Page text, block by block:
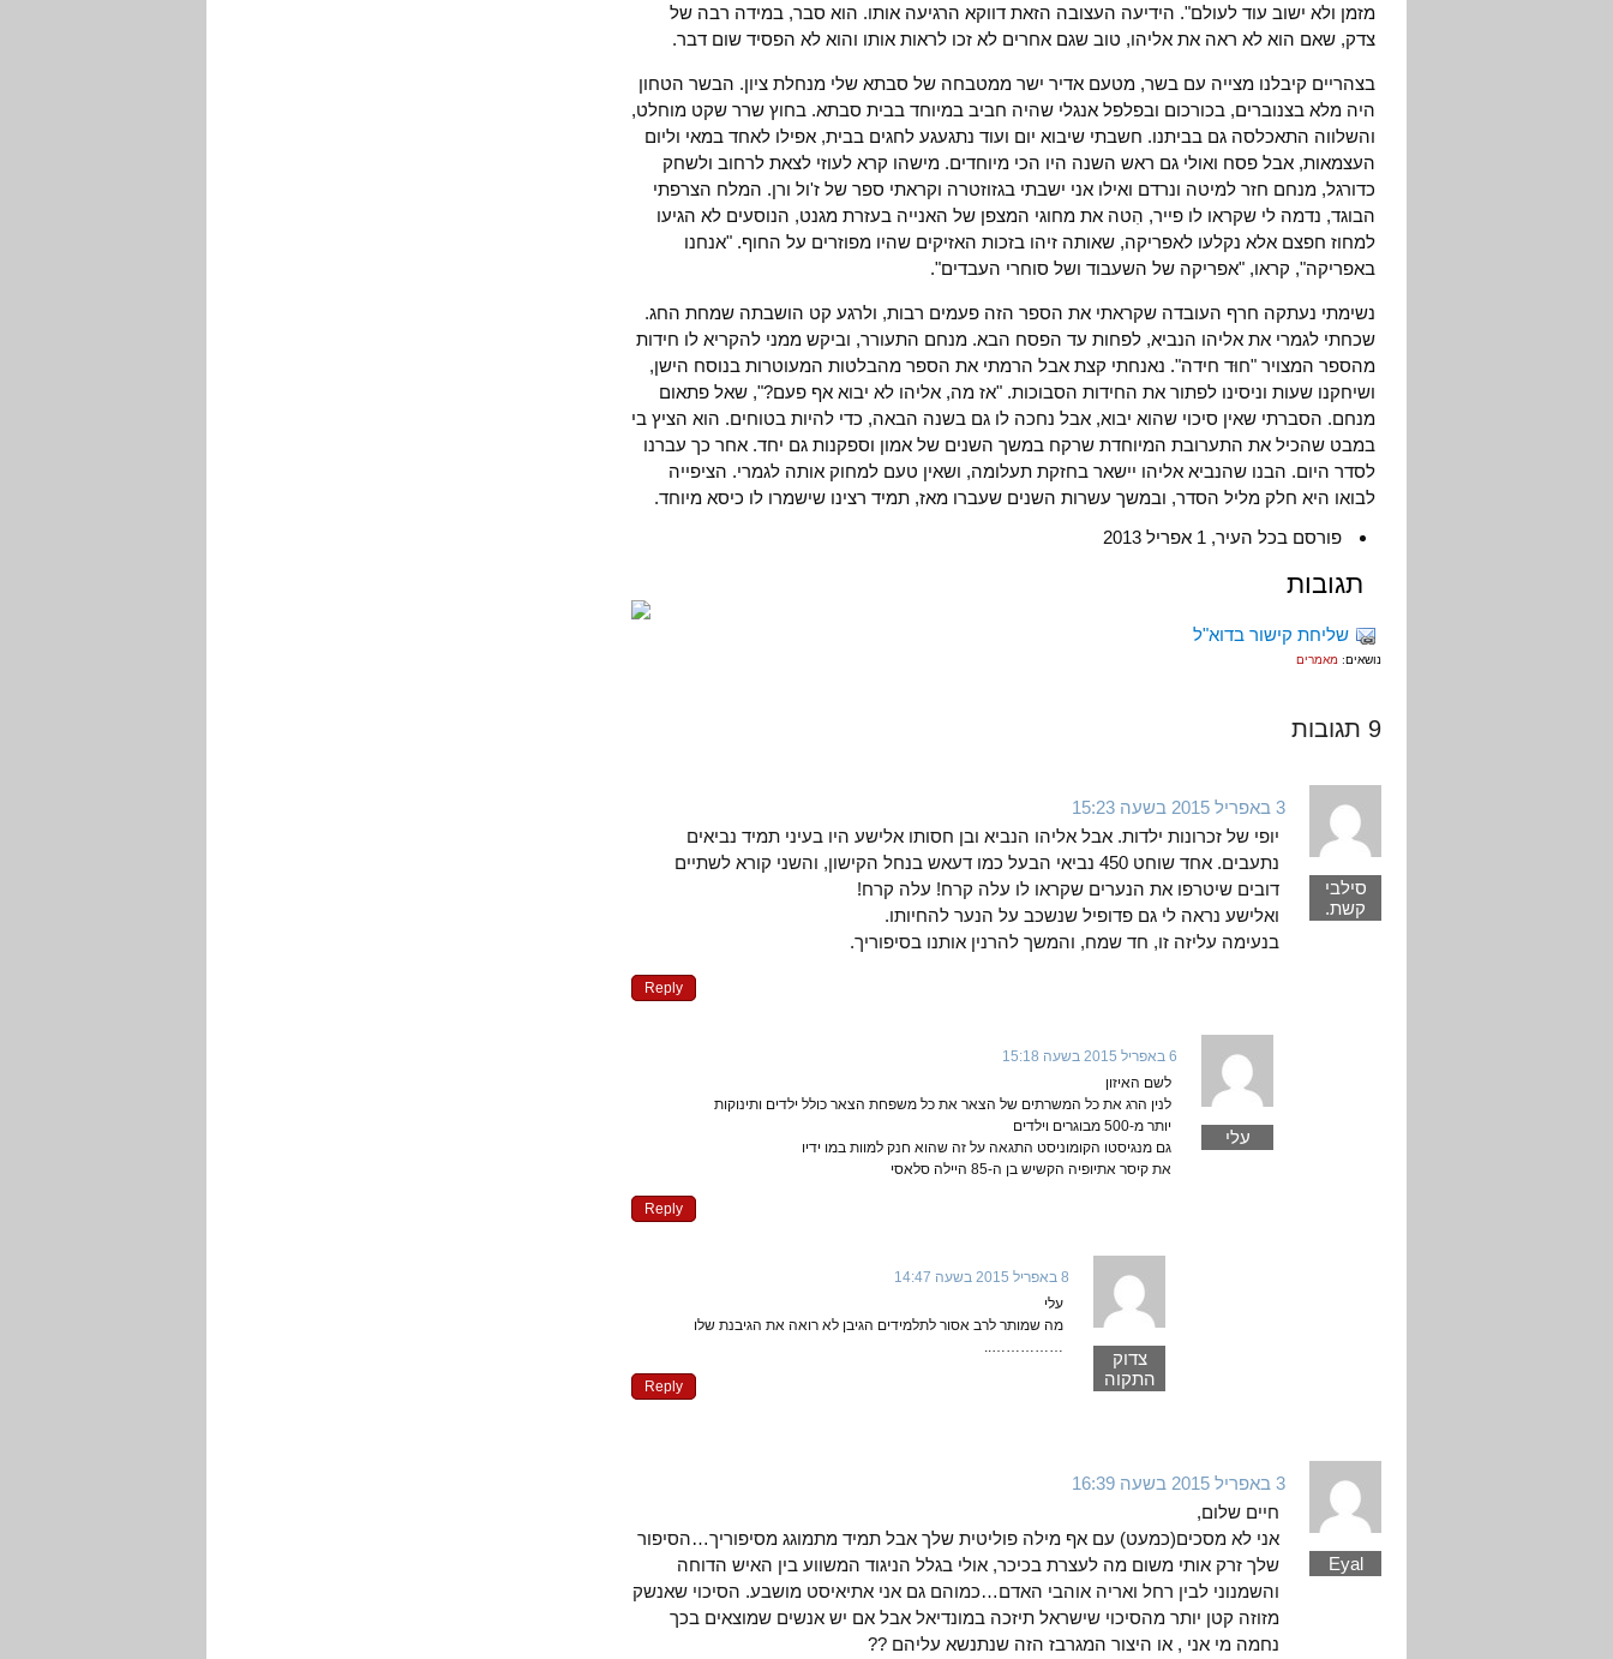
מזמן ולא ישוב עוד לעולם". הידיעה העצובה הזאת דווקא הרגיעה אותו. הוא סבר, במידה רבה של
צדק, שאם הוא לא ראה את אליהו, טוב שגם אחרים לא זכו לראות אותו והוא לא הפסיד שום דבר.
בצהריים קיבלנו מצייה עם בשר, מטעם אדיר ישר ממטבחה של סבתא שלי מנחלת ציון. הבשר הטחון
היה מלא בצנוברים, בכורכום ובפלפל אנגלי שהיה חביב במיוחד בבית סבתא. בחוץ שרר שקט מוחלט,
והשלווה התאכלסה גם בביתנו. חשבתי שיבוא יום ועוד נתגעגע לחגים בבית, אפילו לאחד במאי וליום
העצמאות, אבל פסח ואולי גם ראש השנה היו הכי מיוחדים. מישהו קרא לעוזי לצאת לרחוב ולשחק
כדורגל, מנחם חזר למיטה ונרדם ואילו אני ישבתי בגזוזטרה וקראתי ספר של ז'ול ורן. המלח הצרפתי
הבוגד, נדמה לי שקראו לו פייר, הִטה את מחוגי המצפן של האנייה בעזרת מגנט, הנוסעים לא הגיעו
למחוז חפצם אלא נקלעו לאפריקה, שאותה זיהו בזכות האזיקים שהיו מפוזרים על החוף. "אנחנו
באפריקה", קראו, "אפריקה של השעבוד ושל סוחרי העבדים".
נשימתי נעתקה חרף העובדה שקראתי את הספר הזה פעמים רבות, ולרגע קט הושבתה שמחת החג.
שכחתי לגמרי את אליהו הנביא, לפחות עד הפסח הבא. מנחם התעורר, וביקש ממני להקריא לו חידות
מהספר המצויר "חוּד חידה". נאנחתי קצת אבל הרמתי את הספר מהבלטות המעוטרות בנוסח הישן,
ושיחקנו שעות וניסינו לפתור את החידות הסבוכות. "אז מה, אליהו לא יבוא אף פעם?", שאל פתאום
מנחם. הסברתי שאין סיכוי שהוא יבוא, אבל נחכה לו גם בשנה הבאה, כדי להיות בטוחים. הוא הציץ בי
במבט שהכיל את התערובת המיוחדת שרקח במשך השנים של אמון וספקנות גם יחד. אחר כך עברנו
לסדר היום. הבנו שהנביא אליהו יישאר בחזקת תעלומה, ושאין טעם למחוק אותה לגמרי. הציפייה
לבואו היא חלק מליל הסדר, ובמשך עשרות השנים שעברו מאז, תמיד רצינו שישמרו לו כיסא מיוחד.
פורסם בכל העיר, 1 אפריל 2013
תגובות
שליחת קישור בדוא"ל
נושאים: מאמרים
9 תגובות
סילבי
קשת.
3 באפריל 2015 בשעה 15:23
יופי של זכרונות ילדות. אבל אליהו הנביא ובן חסותו אלישע היו בעיני תמיד נביאים
נתעבים. אחד שוחט 450 נביאי הבעל כמו דעאש בנחל הקישון, והשני קורא לשתיים
דובים שיטרפו את הנערים שקראו לו עלה קרח! עלה קרח!
ואלישע נראה לי גם פדופיל שנשכב על הנער להחיותו.
בנעימה עליזה זו, חד שמח, והמשך להרנין אותנו בסיפוריך.
Reply
עלי
6 באפריל 2015 בשעה 15:18
לשם האיזון
לנין הרג את כל המשרתים של הצאר את כל משפחת הצאר כולל ילדים ותינוקות
יותר מ-500 מבוגרים וילדים
גם מנגיסטו הקומוניסט התגאה על זה שהוא חנק למוות במו ידיו
את קיסר אתיופיה הקשיש בן ה-85 היילה סלאסי
Reply
צדוק
התקוה
8 באפריל 2015 בשעה 14:47
עלי
מה שמותר לרב אסור לתלמידים הגיבן לא רואה את הגיבנת שלו
……………..
Reply
Eyal
3 באפריל 2015 בשעה 16:39
חיים שלום,
אני לא מסכים(כמעט) עם אף מילה פוליטית שלך אבל תמיד מתמוגג מסיפוריך…הסיפור
שלך זרק אותי משום מה לעצרת בכיכר, אולי בגלל הניגוד המשווע בין האיש הדוחה
והשמנוני לבין רחל ואריה אוהבי האדם…כמוהם גם אני אתיאיסט מושבע. הסיכוי שאנשק
מזוזה קטן יותר מהסיכוי שישראל תיזכה במונדיאל אבל אם יש אנשים שמוצאים בכך
נחמה מי אני , או היצור המגרבז הזה שנתנשא עליהם ??